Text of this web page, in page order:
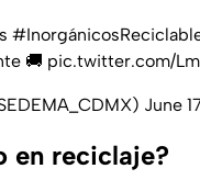
🚚 pic.twitter.com/
June
en reciclaje?